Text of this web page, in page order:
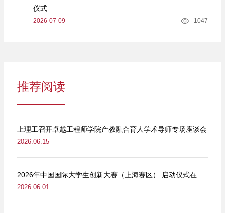
仪式
2026-07-09 1047
推荐阅读
上理工召开卓越工程师学院产教融合育人学术导师专场座谈会
2026.06.15
2026.06.01